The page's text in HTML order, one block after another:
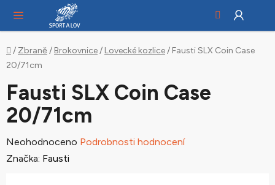
obsah
Domů
/ Zbraně / Brokovnice/ Lovecké kozlice/ Fausti SLX Coin Case
20/71cm
Fausti SLX Coin Case
20/71cm
Průměrné
hodnocení
Neohodnoceno Podrobnosti hodnocení
Značka: Fausti